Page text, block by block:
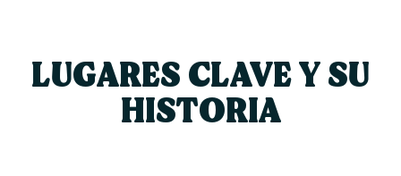
LUGARES CLAVE Y SU
HISTORIA